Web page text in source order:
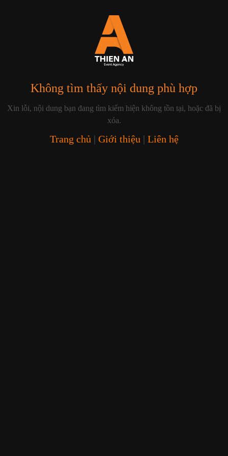
Không tìm thấy nội dung phù hợp
Xin lỗi, nội dung bạn đang tìm kiếm hiện không tồn tại, hoặc đã bị
xóa.
Trang chủ | Giới thiệu | Liên hệ